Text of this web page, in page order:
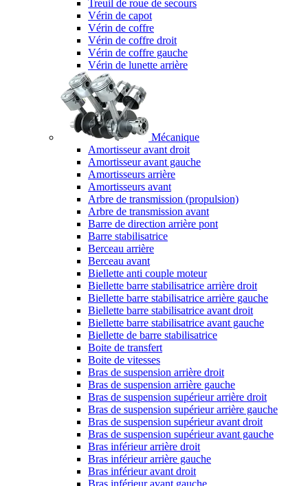
Treuil de roue de secours
Vérin de capot
Vérin de coffre
Vérin de coffre droit
Vérin de coffre gauche
Vérin de lunette arrière
Mécanique
Amortisseur avant droit
Amortisseur avant gauche
Amortisseurs arrière
Amortisseurs avant
Arbre de transmission (propulsion)
Arbre de transmission avant
Barre de direction arrière pont
Barre stabilisatrice
Berceau arrière
Berceau avant
Biellette anti couple moteur
Biellette barre stabilisatrice arrière droit
Biellette barre stabilisatrice arrière gauche
Biellette barre stabilisatrice avant droit
Biellette barre stabilisatrice avant gauche
Biellette de barre stabilisatrice
Boite de transfert
Boite de vitesses
Bras de suspension arrière droit
Bras de suspension arrière gauche
Bras de suspension supérieur arrière droit
Bras de suspension supérieur arrière gauche
Bras de suspension supérieur avant droit
Bras de suspension supérieur avant gauche
Bras inférieur arrière droit
Bras inférieur arrière gauche
Bras inférieur avant droit
Bras inférieur avant gauche